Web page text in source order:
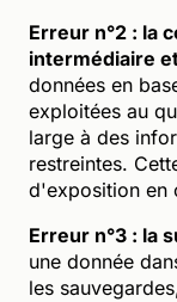
Erreur n°2 : la
intermédiaire
données en
exploitées au
large à des
restreintes.
d'exposition en
Erreur n°3 : la
une donnée
les